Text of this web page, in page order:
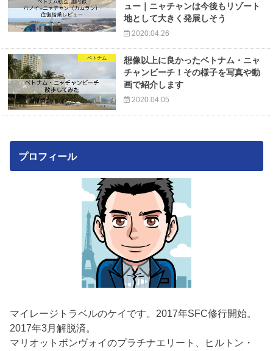
ュー｜ニャチャンは今後もリゾート
地として大きく発展しそう
2020.04.26
ベトナム
想像以上に良かったベトナム・ニャ
チャンビーチ！その様子を写真や動
画で紹介します
2020.04.05
プロフィール
マイレージトラベルのケイです。2017年SFC修行開始。
2017年3月解脱済。
マリオットボンヴォイのプラチナエリート、ヒルトン・